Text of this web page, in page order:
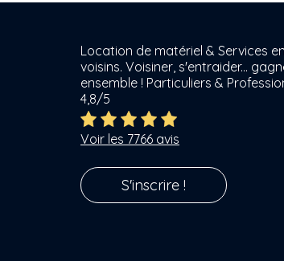
Location de matériel & Services
voisins. Voisiner, s'entraider...
ensemble ! Particuliers &
4,8/5
Voir les 7766 avis
S'inscrire !